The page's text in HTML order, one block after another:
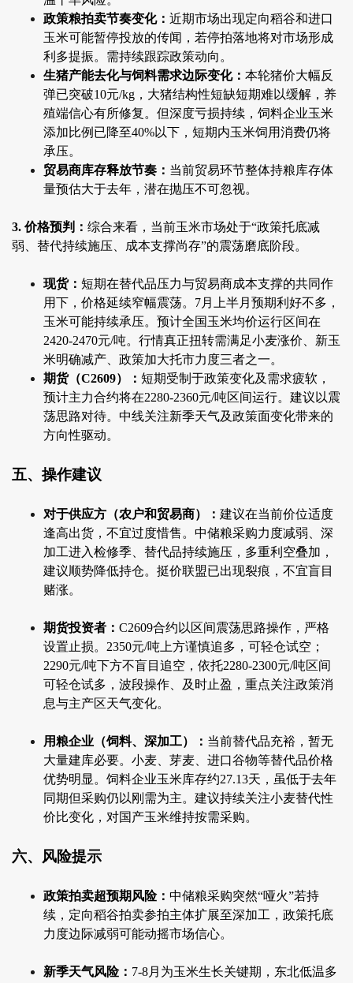
政策粮拍卖节奏变化： 近期市场出现定向稻谷和进口
玉米可能暂停投放的传闻，若停拍落地将对市场形成
利多提振。需持续跟踪政策动向。
生猪产能去化与饲料需求边际变化： 本轮猪价大幅反
弹已突破10元/kg，大猪结构性短缺短期难以缓解，养
殖端信心有所修复。但深度亏损持续，饲料企业玉米
添加比例已降至40%以下，短期内玉米饲用消费仍将
承压。
贸易商库存释放节奏： 当前贸易环节整体持粮库存体
量预估大于去年，潜在抛压不可忽视。
3. 价格预判： 综合来看，当前玉米市场处于“政策托底减
弱、替代持续施压、成本支撑尚存”的震荡磨底阶段。
现货： 短期在替代品压力与贸易商成本支撑的共同作
用下，价格延续窄幅震荡。7月上半月预期利好不多，
玉米可能持续承压。预计全国玉米均价运行区间在
2420-2470元/吨。行情真正扭转需满足小麦涨价、新玉
米明确减产、政策加大托市力度三者之一。
期货（C2609）： 短期受制于政策变化及需求疲软，
预计主力合约将在2280-2360元/吨区间运行。建议以震
荡思路对待。中线关注新季天气及政策面变化带来的
方向性驱动。
五、操作建议
对于供应方（农户和贸易商）： 建议在当前价位适度
逢高出货，不宜过度惜售。中储粮采购力度减弱、深
加工进入检修季、替代品持续施压，多重利空叠加，
建议顺势降低持仓。挺价联盟已出现裂痕，不宜盲目
赌涨。
期货投资者： C2609合约以区间震荡思路操作，严格
设置止损。2350元/吨上方谨慎追多，可轻仓试空；
2290元/吨下方不盲目追空，依托2280-2300元/吨区间
可轻仓试多，波段操作、及时止盈，重点关注政策消
息与主产区天气变化。
用粮企业（饲料、深加工）： 当前替代品充裕，暂无
大量建库必要。小麦、芽麦、进口谷物等替代品价格
优势明显。饲料企业玉米库存约27.13天，虽低于去年
同期但采购仍以刚需为主。建议持续关注小麦替代性
价比变化，对国产玉米维持按需采购。
六、风险提示
政策拍卖超预期风险： 中储粮采购突然“哑火”若持
续，定向稻谷拍卖参拍主体扩展至深加工，政策托底
力度边际减弱可能动摇市场信心。
新季天气风险： 7-8月为玉米生长关键期，东北低温多